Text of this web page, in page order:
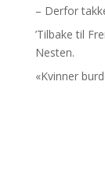
– Derfor
’Tilbake til
Nesten.
«Kvinner